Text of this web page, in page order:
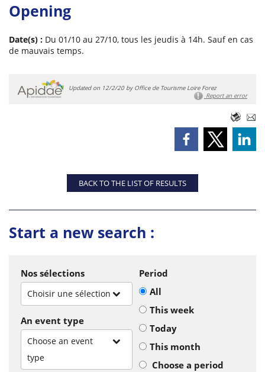
Opening
Date(s) : Du 01/10 au 27/10, tous les jeudis à 14h. Sauf en cas
de mauvais temps.
Updated on 12/2/20 by Office de Tourisme Loire Forez
Report an error
BACK TO THE LIST OF RESULTS
Start a new search :
Nos sélections
Choisir une sélection
An event type
Choose an event
type
Period
All
This week
Today
This month
Choose a period